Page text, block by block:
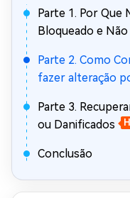
Parte 1. Por
Bloqueado e
Parte 2. Como
fazer alteração
Parte 3.
ou Danificados
Conclusão